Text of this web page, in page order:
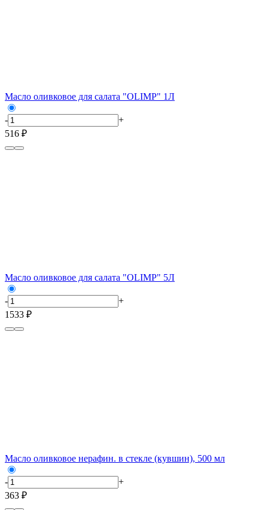
Масло оливковое для салата "OLIMP" 1Л
-
+
516 ₽
Масло оливковое для салата "OLIMP" 5Л
-
+
1533 ₽
Масло оливковое нерафин. в стекле (кувшин), 500 мл
-
+
363 ₽